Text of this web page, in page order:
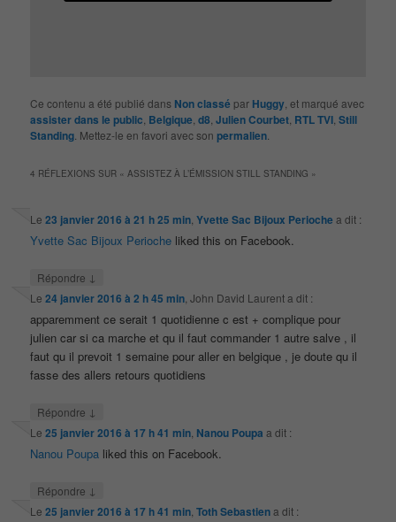
Ce contenu a été publié dans Non classé par Huggy , et marqué avec
assister dans le public Belgique ,d8 ,Julien Courbet RTL TVI ,Still
Standing . Mettez-le en favori avec sonpermalien
4 RÉFLEXIONS SUR «ASSISTEZ À L’ÉMISSION STILL STANDING »
Le23 janvier 2016 à 21 h 25 min ,Yvette Sac Bijoux Perioche a dit :
Yvette Sac Bijoux Perioche liked this on Facebook.
Répondre ↓
Le24 janvier 2016 à 2 h 45 min ,John David Laurenta dit :
apparemment ce serait 1 quotidienne c est + complique pour
julien car si ca marche et qu il faut commander 1 autre salve , il
faut qu il prevoit 1 semaine pour aller en belgique , je doute qu il
fasse des allers retours quotidiens
Répondre ↓
Le25 janvier 2016 à 17 h 41 min Nanou Poupa a dit :
Nanou Poupa liked this on Facebook.
Répondre ↓
Le25 janvier 2016 à 17 h 41 min,Toth Sebastiena dit :